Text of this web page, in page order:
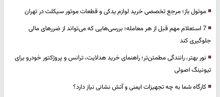
موتول باز؛ مرجع تخصصی خرید لوازم یدکی و قطعات موتور سیکلت در تهران
7 استعلام مهم قبل از هر معامله؛ بررسی‌هایی که می‌تواند از ضررهای مالی
جلوگیری کند
نور بهتر، رانندگی مطمئن‌تر؛ راهنمای خرید هدلایت، ترانس و پروژکتور خودرو برای
تیونینگ اصولی
کارگاه شما به چه تجهیزات ایمنی و آتش نشانی نیاز دارد؟